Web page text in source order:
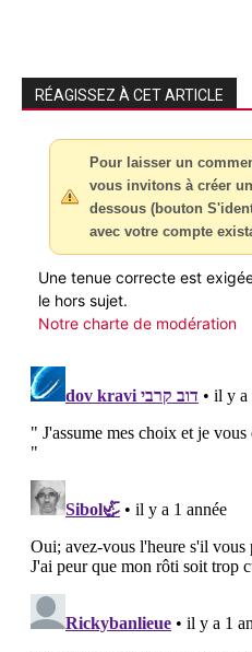
RÉAGISSEZ À CET ARTICLE
Pour laisser un
vous invitons à créer
dessous (bouton
avec votre compte
Une tenue correcte est
le hors sujet.
Notre charte de modération